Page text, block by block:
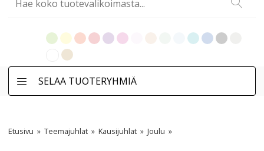
SELAA TUOTERYHMIÄ
Etusivu Teemajuhlat Kausijuhlat Joulu